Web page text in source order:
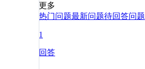
更多
热门问题最新问题待回答问题
1
回答